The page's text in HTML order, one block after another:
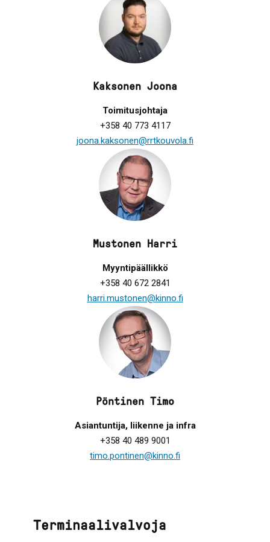
Kaksonen Joona
Toimitusjohtaja
+358 40 773 4117
joona.kaksonen@rrtkouvola.fi
Mustonen Harri
Myyntipäällikkö
+358 40 672 2841
harri.mustonen@kinno.fi
Pöntinen Timo
Asiantuntija, liikenne ja infra
+358 40 489 9001
timo.pontinen@kinno.fi
Terminaalivalvoja